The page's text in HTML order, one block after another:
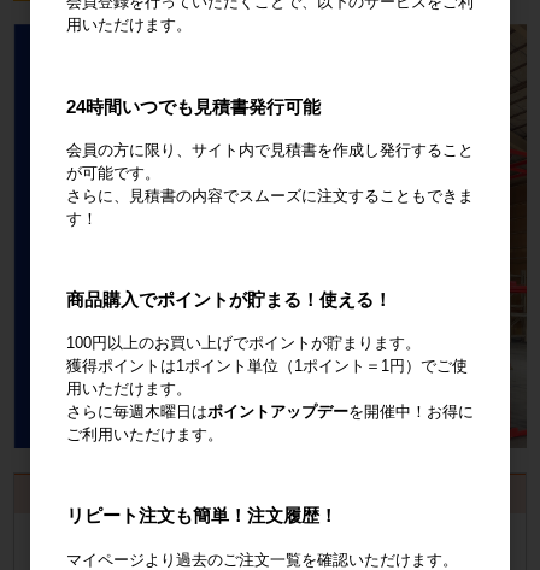
用いただけます。
24時間いつでも見積書発行可能
会員の方に限り、サイト内で見積書を作成し発行すること
が可能です。
さらに、見積書の内容でスムーズに注文することもできま
す！
商品購入でポイントが貯まる！使える！
100円以上のお買い上げでポイントが貯まります。
獲得ポイントは1ポイント単位（1ポイント＝1円）でご使
用いただけます。
さらに毎週木曜日はポイントアップデーを開催中！お得に
ご利用いただけます。
リピート注文も簡単！注文履歴！
マイページより過去のご注文一覧を確認いただけます。